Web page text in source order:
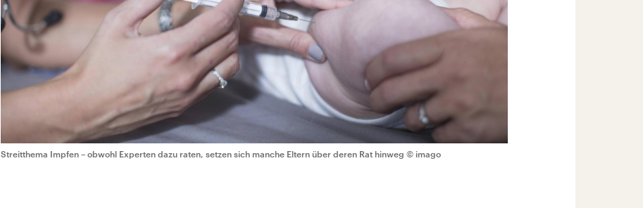
Streitthema Impfen – obwohl Experten dazu raten, setzen sich manche Eltern über deren Rat hinweg © imago